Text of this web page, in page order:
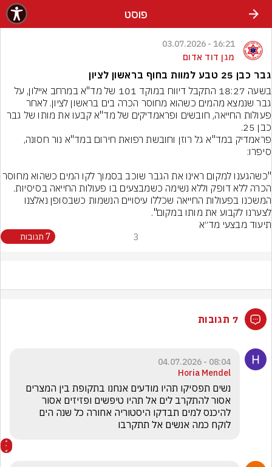
פוסט
16:21 - 03.07.2026
מגן דוד אדום
גבר כבן 25 טבע למוות בחוף בראשון לציון
כבן 25.
לצערנו לקבוע את מותו במקום".
תיעוד מבצעי מד״א
3 7 תגובות
7 תגובות
08:04 - 04.07.2026
Horia Mendel
לוקח כמה אנשים אל תתקרבו